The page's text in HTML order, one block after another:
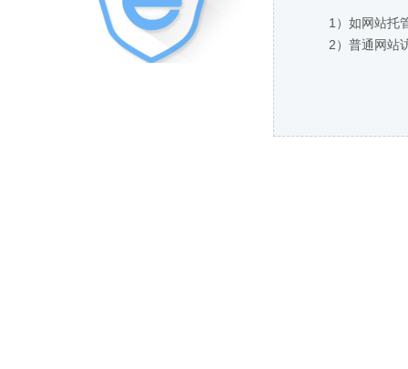
1）如网站托
2）普通网站